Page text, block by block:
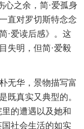
心之余，简·爱孤身
直对罗切斯特念念
·爱读后感》。这
失明，但简·爱毅
无华，景物描写富
既真实又典型的。
的遭遇以及她和
社会生活的如实